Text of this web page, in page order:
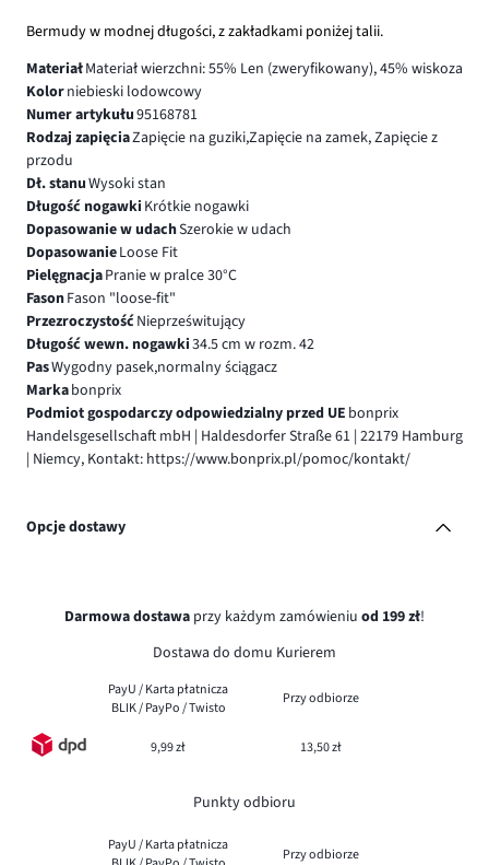
Bermudy w modnej długości, z zakładkami poniżej talii.
MateriałMateriał wierzchni: 55% Len (zweryfikowany), 45% wiskoza
Kolorniebieski lodowcowy
Numer artykułu95168781
Rodzaj zapięciaZapięcie na guziki,Zapięcie na zamek, Zapięcie z
przodu
Dł. stanuWysoki stan
Długość nogawki Krótkie nogawki
Dopasowanie w udachSzerokie w udach
DopasowanieLoose Fit
PielęgnacjaPranie w pralce 30°C
FasonFason "loose-fit"
PrzezroczystośćNieprześwitujący
Długość wewn. nogawki34.5 cm w rozm. 42
PasWygodny pasek,normalny ściągacz
Markabonprix
Podmiot gospodarczy odpowiedzialny przed UE bonprix
Handelsgesellschaft mbH | Haldesdorfer Straße 61 | 22179 Hamburg
| Niemcy, Kontakt: https://www.bonprix.pl/pomoc/kontakt/
Opcje dostawy
Darmowa dostawa przy każdym zamówieniu od 199 zł!
Dostawa do domu Kurierem
PayU / Karta płatnicza
BLIK / PayPo / Twisto
Przy odbiorze
9,99 zł 13,50 zł
Punkty odbioru
PayU / Karta płatnicza
Przy odbiorze